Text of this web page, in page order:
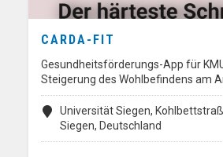
CARDA-FIT
Gesundheitsförderungs-App für
Steigerung des Wohlbefindens am
Universität Siegen,
Siegen, Deutschland